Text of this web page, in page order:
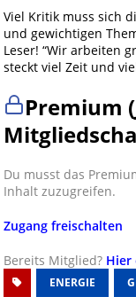
Viel Kritik muss sich
und gewichtigen
Leser! “Wir arbeiten
steckt viel Zeit und
Premium
Du musst das
Inhalt zuzugreifen.
Zugang freischalten
Bereits Mitglied? Hier
ENERGIE